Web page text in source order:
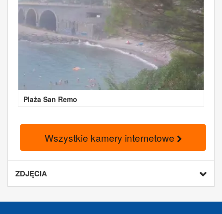
Plaża San Remo
Wszystkie kamery internetowe
ZDJĘCIA